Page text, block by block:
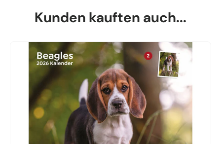
Kunden kauften auch...